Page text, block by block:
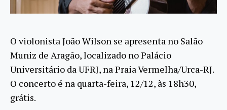
O violonista João Wilson se apresenta no Salão
Muniz de Aragão, localizado no Palácio
Universitário da UFRJ, na Praia Vermelha/Urca-RJ.
O concerto é na quarta-feira, 12/12, às 18h30,
grátis.